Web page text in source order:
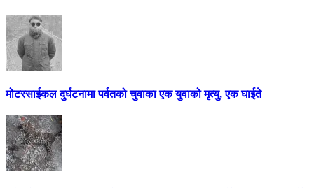
मोटरसाईकल दुर्घटनामा पर्वतको चुवाका एक युवाको मृत्यु, एक घाईते